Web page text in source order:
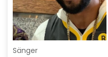
Sänger